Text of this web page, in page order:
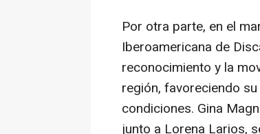
Por otra parte, en el
Iberoamericana de
reconocimiento y la
región, favoreciendo
condiciones. Gina
junto a Lorena Larios,